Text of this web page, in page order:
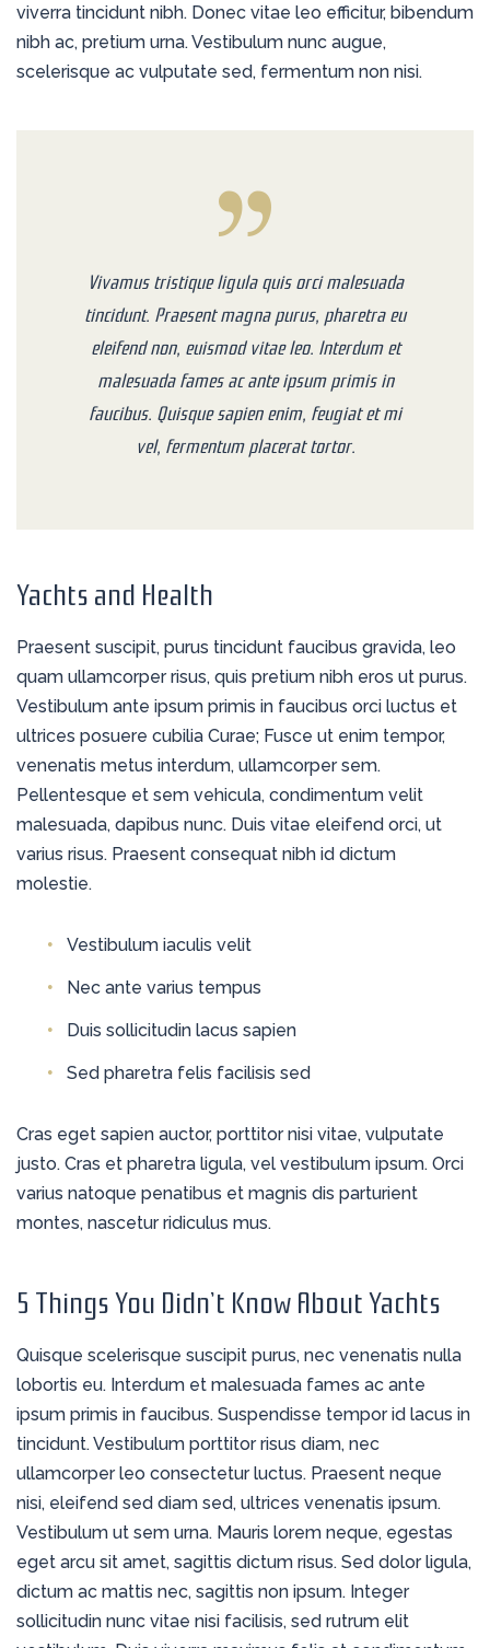
viverra tincidunt nibh. Donec vitae leo efficitur, bibendum
nibh ac, pretium urna. Vestibulum nunc augue,
scelerisque ac vulputate sed, fermentum non nisi.
Vivamus tristique ligula quis orci malesuada
tincidunt. Praesent magna purus, pharetra eu
eleifend non, euismod vitae leo. Interdum et
malesuada fames ac ante ipsum primis in
faucibus. Quisque sapien enim, feugiat et mi
vel, fermentum placerat tortor.
Yachts and Health
Praesent suscipit, purus tincidunt faucibus gravida, leo
quam ullamcorper risus, quis pretium nibh eros ut purus.
Vestibulum ante ipsum primis in faucibus orci luctus et
ultrices posuere cubilia Curae; Fusce ut enim tempor,
venenatis metus interdum, ullamcorper sem.
Pellentesque et sem vehicula, condimentum velit
malesuada, dapibus nunc. Duis vitae eleifend orci, ut
varius risus. Praesent consequat nibh id dictum
molestie.
Vestibulum iaculis velit
Nec ante varius tempus
Duis sollicitudin lacus sapien
Sed pharetra felis facilisis sed
Cras eget sapien auctor, porttitor nisi vitae, vulputate
justo. Cras et pharetra ligula, vel vestibulum ipsum. Orci
varius natoque penatibus et magnis dis parturient
montes, nascetur ridiculus mus.
5 Things You Didn’t Know About Yachts
Quisque scelerisque suscipit purus, nec venenatis nulla
lobortis eu. Interdum et malesuada fames ac ante
ipsum primis in faucibus. Suspendisse tempor id lacus in
tincidunt. Vestibulum porttitor risus diam, nec
ullamcorper leo consectetur luctus. Praesent neque
nisi, eleifend sed diam sed, ultrices venenatis ipsum.
Vestibulum ut sem urna. Mauris lorem neque, egestas
eget arcu sit amet, sagittis dictum risus. Sed dolor ligula,
dictum ac mattis nec, sagittis non ipsum. Integer
sollicitudin nunc vitae nisi facilisis, sed rutrum elit